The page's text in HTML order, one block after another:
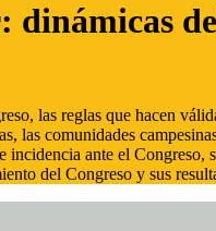
dinámicas
las reglas que hacen
las comunidades
incidencia ante el
del Congreso y sus